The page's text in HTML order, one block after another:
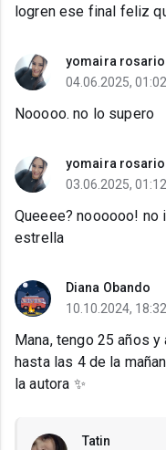
logren ese final feliz
yomaira rosario
04.06.2025,
Nooooo. no lo supero
yomaira rosario
03.06.2025,
Queeee? noooooo! no
estrella
Diana Obando
10.10.2024,
Mana, tengo 25 años
hasta las 4 de la
la autora ✨
Tatin